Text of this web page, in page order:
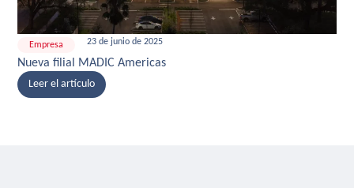
Empresa 23 de junio de 2025
Nueva filial MADIC Americas
Leer el artículo